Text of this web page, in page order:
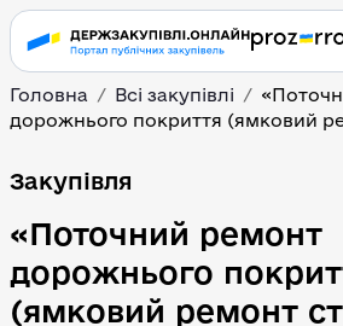
Головна Всі закупівлі
дорожнього покриття (ямковий
«Поточний
Закупівля
«Поточний ремонт
дорожнього
(ямковий ремонт